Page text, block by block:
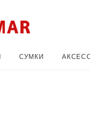
СУМКИ